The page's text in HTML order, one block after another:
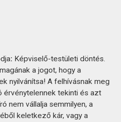
: Képviselő-testületi döntés.
a jogot, hogy a
nyilvánítsa! A felhívásnak meg
érvénytelennek tekinti és azt
nem vállalja semmilyen, a
keletkező kár, vagy a